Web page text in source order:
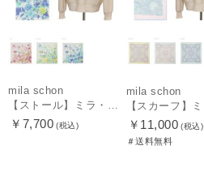
mila schon
￥7,700 (税込)
mila schon
￥11,000 (税込)
＃送料無料